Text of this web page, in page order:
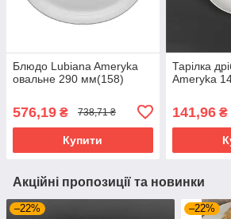
Блюдо Lubiana Ameryka
овальне 290 мм(158)
576,19 ₴ 738,71 ₴
Купити
Тарілка
Ameryka
141,96₴
Акційні пропозиції та новинки
–22% –22%